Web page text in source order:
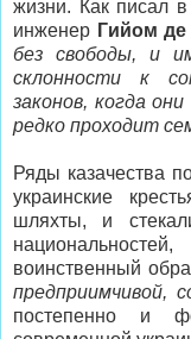
жизни. Как писал
инженер Гийом
без свободы, и
склонности к
законов, когда
редко проходит
Ряды казачества
украинские
шляхты, и
воинственный
предприимчивой,
постепенно и